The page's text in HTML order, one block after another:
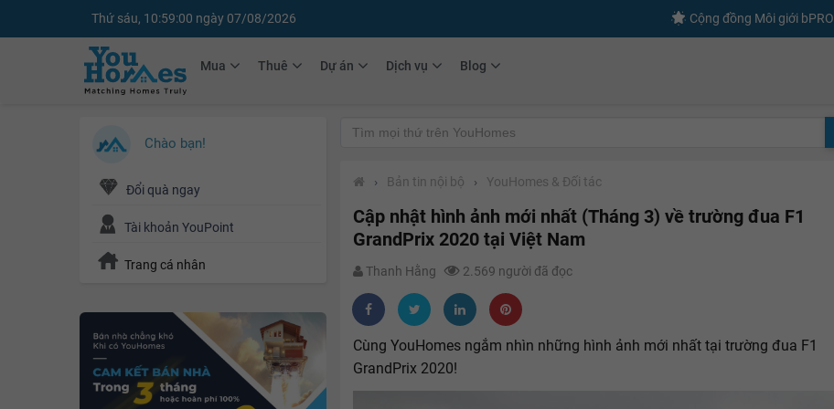
Thứ sáu, 10:59:02 ngày 07/08/2026 Cộng đồng Môi giới bPRO
Mua Thuê Dự án Dịch vụ Blog
Chào bạn!
Đổi quà ngay
Tài khoản YouPoint
Trang cá nhân
› Bản tin nội bộ › YouHomes & Đối tác
Cập nhật hình ảnh mới nhất (Tháng 3) về trường đua F1
GrandPrix 2020 tại Việt Nam
Thanh Hằng 2.569 người đã đọc
Cùng YouHomes ngắm nhìn những hình ảnh mới nhất tại trường đua F1
GrandPrix 2020!